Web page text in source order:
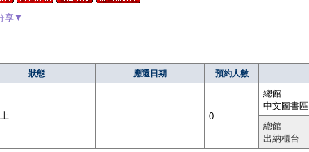
享▼
狀態 應還日期 預約人數
0
總館
中文圖書區
總館
出納櫃台